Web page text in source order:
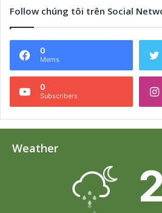
Follow chúng tôi trên Social
0
Mems
0
Subscribers
Weather